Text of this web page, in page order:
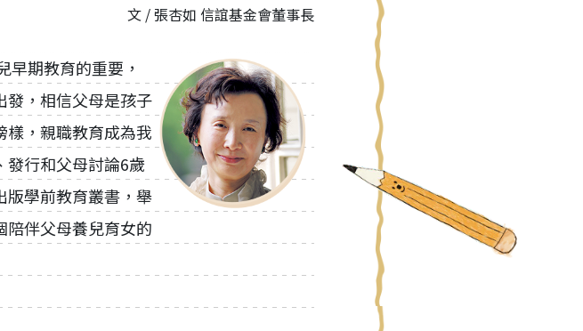
文 / 張杏如 信誼基金會董事長
早期教育的重要，
發，相信父母是孩子
樣，親職教育成為我
發行和父母討論6歲
版學前教育叢書，舉
陪伴父母養兒育女的